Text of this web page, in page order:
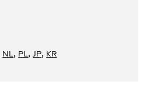
NL, PL,JP, KR